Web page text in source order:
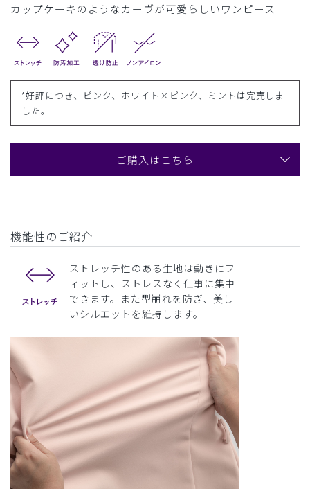
カップケーキのようなカーヴが可愛らしいワンピース
*好評につき、ピンク、ホワイト×ピンク、ミントは完売しま
した。
ご購入はこちら
機能性のご紹介
ストレッチ性のある生地は動きにフ
ィットし、ストレスなく仕事に集中
できます。また型崩れを防ぎ、美し
いシルエットを維持します。